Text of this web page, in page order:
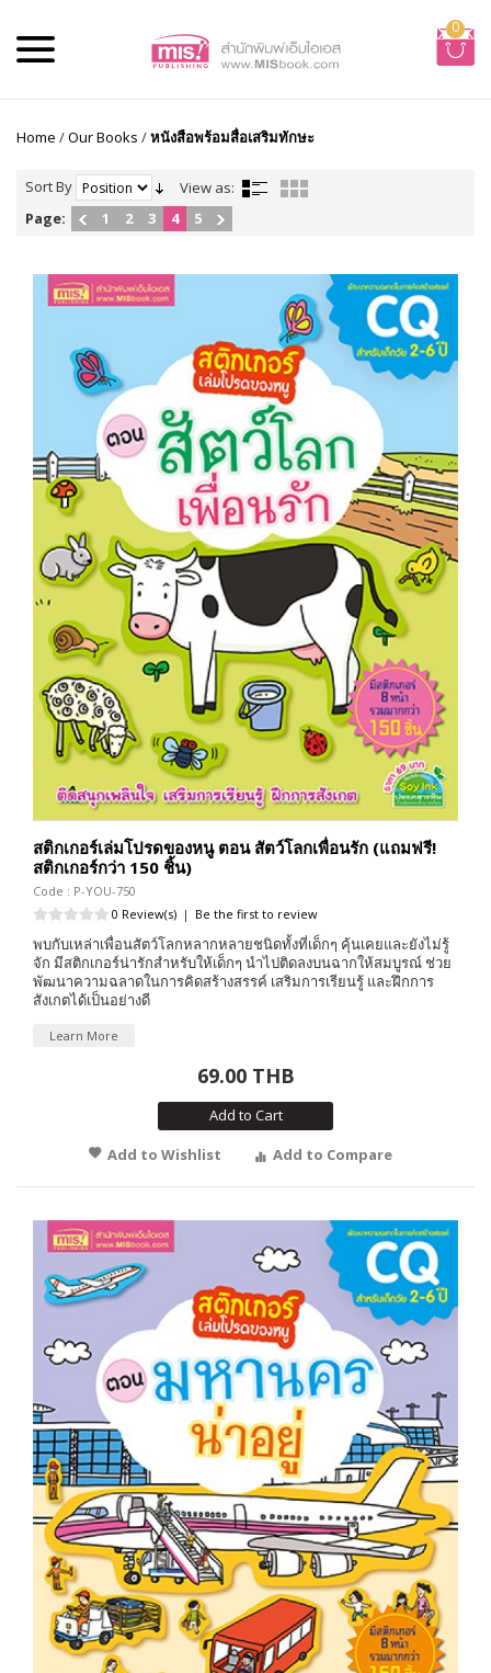
0
Home /Our Books /หนังสือพร้อมสื่อเสริมทักษะ
Sort By
View as:
Page:
1 2 3 4 5
สติกเกอร์เล่มโปรดของหนู ตอน สัตว์โลกเพื่อนรัก (แถมฟรี!
สติกเกอร์กว่า 150 ชิ้น)
Code : P-YOU-750
0 Review(s) | Be the first to review
พบกับเหล่าเพื่อนสัตว์โลกหลากหลายชนิดทั้งที่เด็กๆ คุ้นเคยและยังไม่รู้
จัก มีสติกเกอร์น่ารักสำหรับให้เด็กๆ นำไปติดลงบนฉากให้สมบูรณ์ ช่วย
พัฒนาความฉลาดในการคิดสร้างสรรค์ เสริมการเรียนรู้ และฝึกการ
สังเกตได้เป็นอย่างดี
Learn More
69.00 THB
Add to Cart
Add to Wishlist
Add to Compare